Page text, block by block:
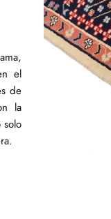
el
de
la